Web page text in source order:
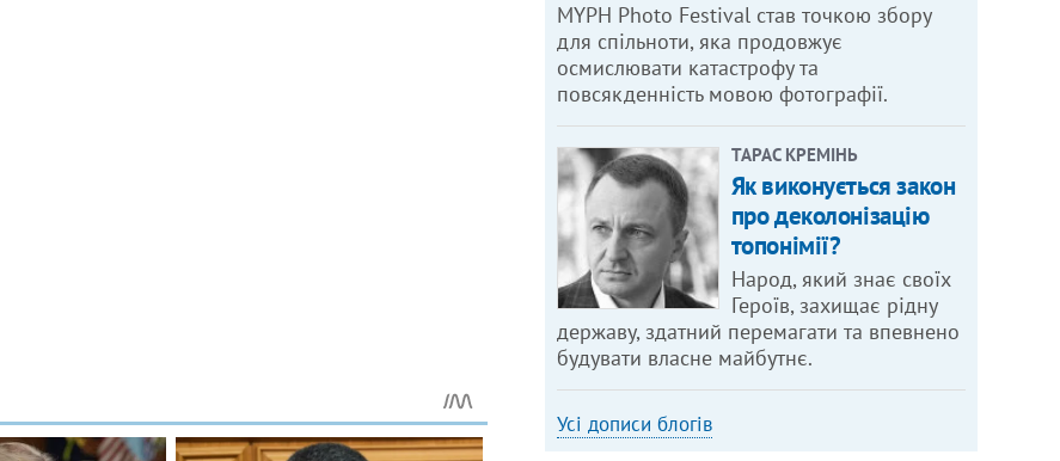
MYPH Photo Festival став точкою збору
для спільноти, яка продовжує
осмислювати катастрофу та
повсякденність мовою фотографії.
ТАРАС КРЕМІНЬ
Як виконується закон
про деколонізацію
топонімії?
Народ, який знає своїх
Героїв, захищає рідну
державу, здатний перемагати та впевнено
будувати власне майбутнє.
Усі дописи блогів